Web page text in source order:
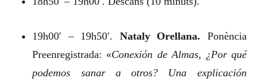
19h00′ – 19h50′. Nataly Orellana. Ponència
Preenregistrada: «Conexión de Almas, ¿Por qué
podemos sanar a otros? Una explicación